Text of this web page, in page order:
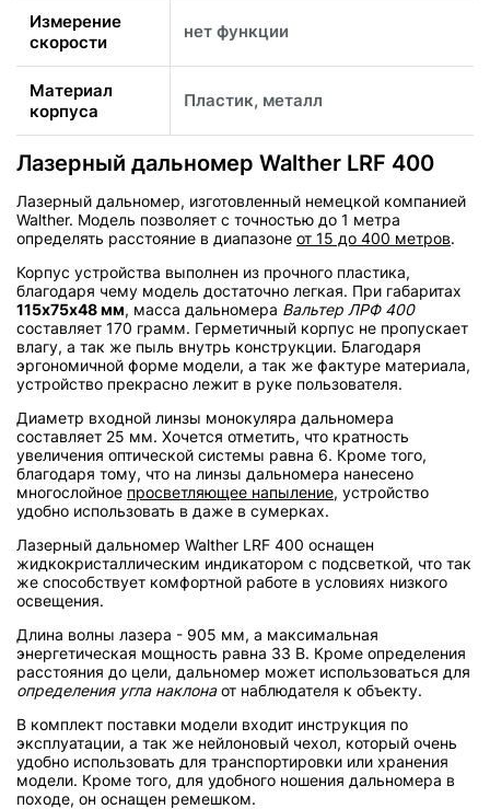
Измерение
скорости
нет функции
Материал
корпуса
Пластик, металл
Лазерный дальномер Walther LRF 400
Лазерный дальномер, изготовленный немецкой компанией
Walther. Модель позволяет с точностью до 1 метра
определять расстояние в диапазоне от 15 до 400 метров.
Корпус устройства выполнен из прочного пластика,
благодаря чему модель достаточно легкая. При габаритах
115х75х48 мм, масса дальномера Вальтер ЛРФ 400
составляет 170 грамм. Герметичный корпус не пропускает
влагу, а так же пыль внутрь конструкции. Благодаря
эргономичной форме модели, а так же фактуре материала,
устройство прекрасно лежит в руке пользователя.
Диаметр входной линзы монокуляра дальномера
составляет 25 мм. Хочется отметить, что кратность
увеличения оптической системы равна 6. Кроме того,
благодаря тому, что на линзы дальномера нанесено
многослойное просветляющее напыление, устройство
удобно использовать в даже в сумерках.
Лазерный дальномер Walther LRF 400 оснащен
жидкокристаллическим индикатором с подсветкой, что так
же способствует комфортной работе в условиях низкого
освещения.
Длина волны лазера - 905 мм, а максимальная
энергетическая мощность равна 33 В. Кроме определения
расстояния до цели, дальномер может использоваться для
определения угла наклонаот наблюдателя к объекту.
В комплект поставки модели входит инструкция по
эксплуатации, а так же нейлоновый чехол, который очень
удобно использовать для транспортировки или хранения
модели. Кроме того, для удобного ношения дальномера в
походе, он оснащен ремешком.